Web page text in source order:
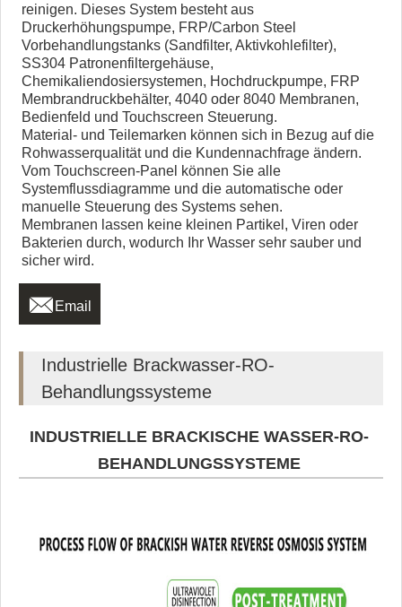
reinigen. Dieses System besteht aus
Druckerhöhungspumpe, FRP/Carbon Steel
Vorbehandlungstanks (Sandfilter, Aktivkohlefilter),
SS304 Patronenfiltergehäuse,
Chemikaliendosiersystemen, Hochdruckpumpe, FRP
Membrandruckbehälter, 4040 oder 8040 Membranen,
Bedienfeld und Touchscreen Steuerung.
Material- und Teilemarken können sich in Bezug auf die
Rohwasserqualität und die Kundennachfrage ändern.
Vom Touchscreen-Panel können Sie alle
Systemflussdiagramme und die automatische oder
manuelle Steuerung des Systems sehen.
Membranen lassen keine kleinen Partikel, Viren oder
Bakterien durch, wodurch Ihr Wasser sehr sauber und
sicher wird.
 Email
Industrielle Brackwasser-RO-
Behandlungssysteme
INDUSTRIELLE BRACKISCHE WASSER-RO-
BEHANDLUNGSSYSTEME